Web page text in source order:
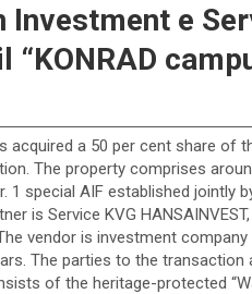
Investment e
“KONRAD
acquired a 50 per cent share of
The property comprises
1 special AIF established jointly
is Service KVG
vendor is investment
The parties to the transaction
of the heritage-protected